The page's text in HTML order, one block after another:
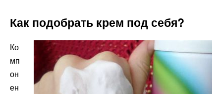
Как подобрать крем под себя?
Ко
мп
он
ен